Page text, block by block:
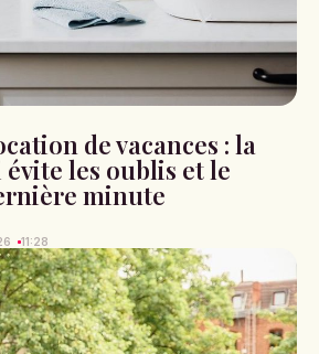
de vacances : la
les oublis et le
minute
11:28